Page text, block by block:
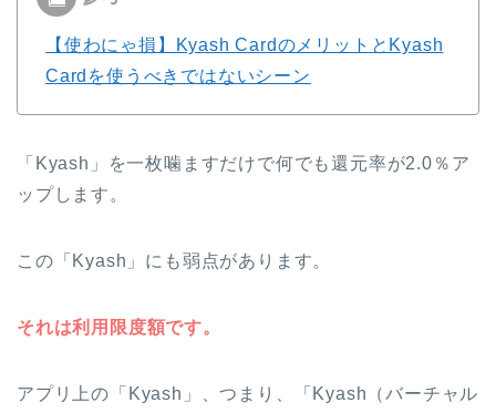
【使わにゃ損】Kyash CardのメリットとKyash
Cardを使うべきではないシーン
「Kyash」を一枚噛ますだけで何でも還元率が2.0％ア
ップします。
この「Kyash」にも弱点があります。
それは利用限度額です。
アプリ上の「Kyash」、つまり、「Kyash（バーチャル